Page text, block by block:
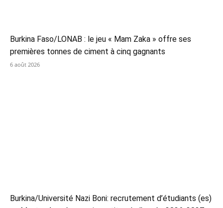
Burkina Faso/LONAB : le jeu « Mam Zaka » offre ses
premières tonnes de ciment à cinq gagnants
6 août 2026
Burkina/Université Nazi Boni: recrutement d’étudiants (es)